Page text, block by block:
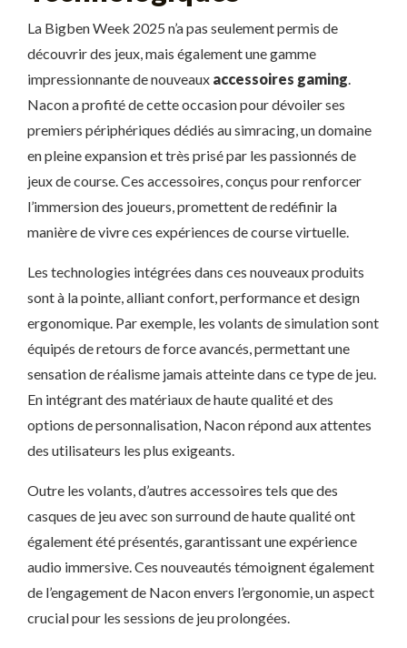
La Bigben Week 2025 n’a pas seulement permis de
découvrir des jeux, mais également une gamme
impressionnante de nouveaux accessoires gaming.
Nacon a profité de cette occasion pour dévoiler ses
premiers périphériques dédiés au simracing, un domaine
en pleine expansion et très prisé par les passionnés de
jeux de course. Ces accessoires, conçus pour renforcer
l’immersion des joueurs, promettent de redéfinir la
manière de vivre ces expériences de course virtuelle.
Les technologies intégrées dans ces nouveaux produits
sont à la pointe, alliant confort, performance et design
ergonomique. Par exemple, les volants de simulation sont
équipés de retours de force avancés, permettant une
sensation de réalisme jamais atteinte dans ce type de jeu.
En intégrant des matériaux de haute qualité et des
options de personnalisation, Nacon répond aux attentes
des utilisateurs les plus exigeants.
Outre les volants, d’autres accessoires tels que des
casques de jeu avec son surround de haute qualité ont
également été présentés, garantissant une expérience
audio immersive. Ces nouveautés témoignent également
de l’engagement de Nacon envers l’ergonomie, un aspect
crucial pour les sessions de jeu prolongées.